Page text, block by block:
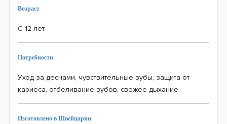
Возраст
С 12 лет
Потребности
Уход за деснами, чувствительные зубы, защита от
кариеса, отбеливание зубов, свежее дыхание
Изготовлено в Швейцарии